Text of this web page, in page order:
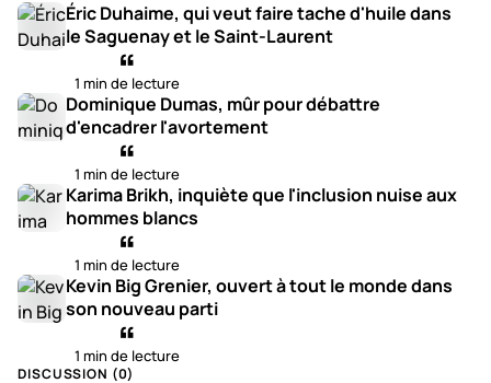
Éric Duhaime, qui veut faire tache d'huile dans
le Saguenay et le Saint-Laurent
1 min de lecture
Dominique Dumas, mûr pour débattre
d'encadrer l'avortement
1 min de lecture
Karima Brikh, inquiète que l'inclusion nuise aux
hommes blancs
1 min de lecture
Kevin Big Grenier, ouvert à tout le monde dans
son nouveau parti
1 min de lecture
DISCUSSION (0)